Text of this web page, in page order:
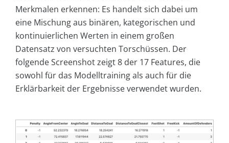
Merkmalen erkennen: Es handelt sich dabei um
eine Mischung aus binären, kategorischen und
kontinuierlichen Werten in einem großen
Datensatz von versuchten Torschüssen. Der
folgende Screenshot zeigt 8 der 17 Features, die
sowohl für das Modelltraining als auch für die
Erklärbarkeit der Ergebnisse verwendet wurden.